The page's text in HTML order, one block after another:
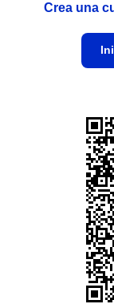
Crea una